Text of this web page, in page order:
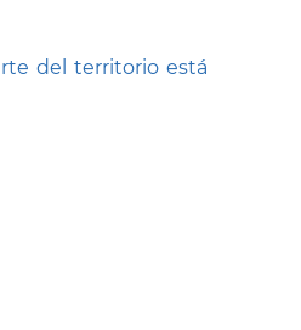
del territorio está